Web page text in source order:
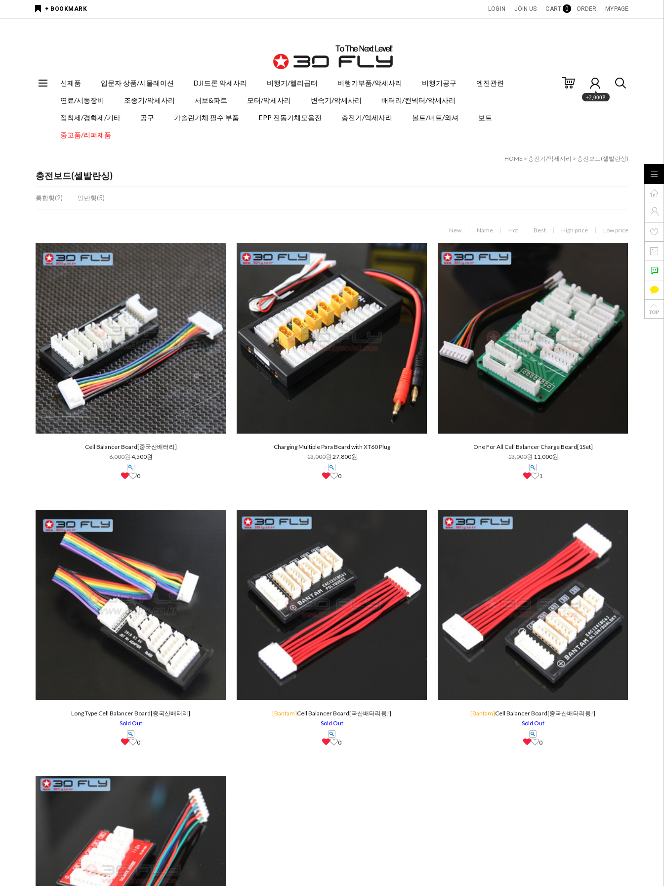
+ BOOKMARK LOGIN JOIN US CART 0 ORDER MYPAGE
신제품 입문자 상품/시물레이션 DJI드론 악세사리 비행기/헬리곱터 비행기부품/악세사리 비행기공구 엔진관련
연료/시동장비 조종기/악세사리 서보&파트 모터/악세사리 변속기/악세사리 배터리/컨넥터/악세사리
접착제/경화제/기타 공구 가솔린기체 필수 부품 EPP 전동기체모음전 충전기/악세사리 볼트/너트/와셔 보트
중고품/리퍼제품
+2,000P
HOME > 충전기/악세사리 > 충전보드(셀발란싱)
충전보드(셀발란싱)
통합형(2) 일반형(5)
New Name Hot Best High price Low price
Cell Balancer Board[중국산배터리]
6,000원4,500원
0
Charging Multiple Para Board with XT60 Plug
13,000원27,800원
0
One For All Cell Balancer Charge Board[1Set]
13,000원 11,000원
1
Long Type Cell Balancer Board[중국산배터리]
Sold Out
0
[Bantam]Cell Balancer Board[국산배터리용!]
Sold Out
0
[Bantam]Cell Balancer Board[중국산배터리용!]
Sold Out
0